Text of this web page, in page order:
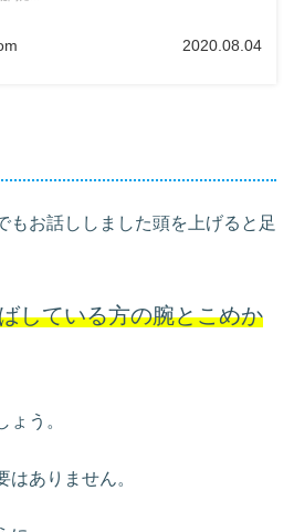
2020.08.04
もお話ししました頭を上げると足
している方の腕とこめか
ょう。
はありません。